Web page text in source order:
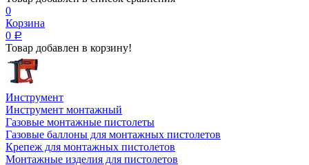
0
Корзина
0 Р
Товар добавлен в корзину!
Инструмент
Инструмент монтажный
Газовые монтажные пистолеты
Газовые баллоны для монтажных пистолетов
Крепеж для монтажных пистолетов
Монтажные изделия для пистолетов